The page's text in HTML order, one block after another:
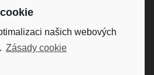
našich webových
Zásady cookie